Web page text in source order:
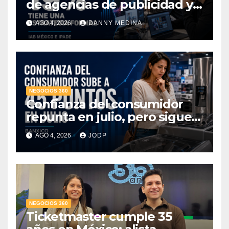
de agencias de publicidad y
pone en jaque el cobro por
hora: IAB México e IPADE
AGO 4, 2026 DANNY MEDINA
NEGOCIOS 360
Confianza del consumidor
repunta en julio, pero sigue
por debajo de 2025: Banxico
AGO 4, 2026 JODP
NEGOCIOS 360
Ticketmaster cumple 35